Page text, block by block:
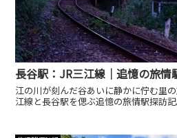
長谷駅：JR三江線｜追憶の旅情
江の川が刻んだ谷あいに静かに佇む里
江線と長谷駅を偲ぶ追憶の旅情駅探訪記